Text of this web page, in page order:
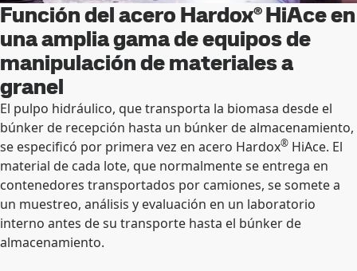
Función del acero Hardox® HiAce en
una amplia gama de equipos de
manipulación de materiales a
granel
El pulpo hidráulico, que transporta la biomasa desde el
búnker de recepción hasta un búnker de almacenamiento,
se especificó por primera vez en acero Hardox® HiAce. El
material de cada lote, que normalmente se entrega en
contenedores transportados por camiones, se somete a
un muestreo, análisis y evaluación en un laboratorio
interno antes de su transporte hasta el búnker de
almacenamiento.